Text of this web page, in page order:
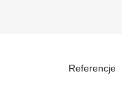
Referencje